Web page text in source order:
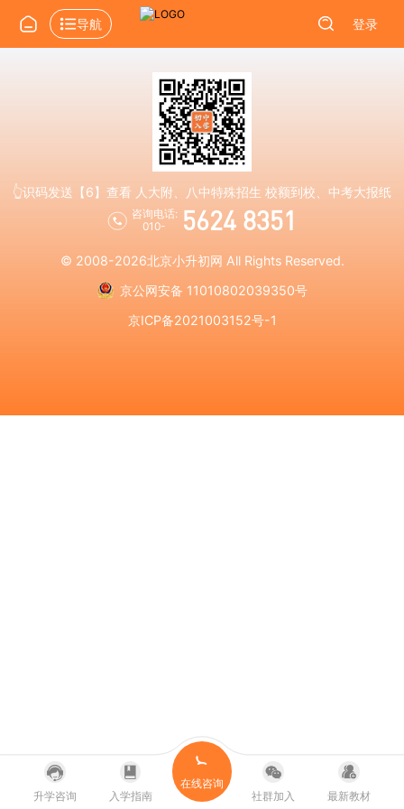
导航 登录
👆识码发送【6】查看 人大附、八中特殊招生 校额到校、中考大报纸
咨询电话:
010-
5624 8351
© 2008-2026北京小升初网 All Rights Reserved.
京公网安备 11010802039350号
京ICP备2021003152号-1
升学咨询 入学指南
在线咨询
社群加入
最新教材